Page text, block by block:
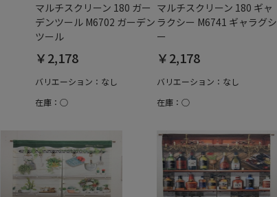
マルチスクリーン 180 ガー
デンツール M6702 ガーデン
ツール
￥2,178
バリエーション：なし
在庫：○
マルチスクリーン 180 ギャ
ラクシー M6741 ギャラグシ
ー
￥2,178
バリエーション：なし
在庫：○